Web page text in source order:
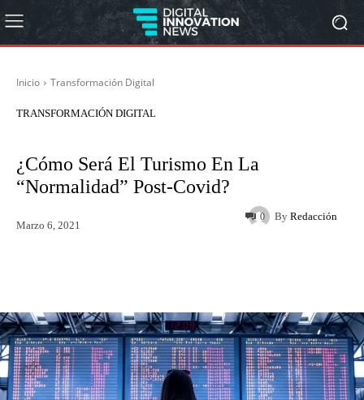
Inicio Transformación Digital
TRANSFORMACIÓN DIGITAL
¿Cómo Será El Turismo En La
“normalidad” Post-Covid?
By Redacción
Marzo 6, 2021
0